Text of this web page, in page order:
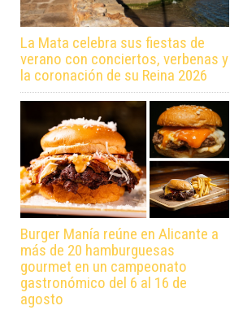
La Mata celebra sus fiestas de
verano con conciertos, verbenas y
la coronación de su Reina 2026
Burger Manía reúne en Alicante a
más de 20 hamburguesas
gourmet en un campeonato
gastronómico del 6 al 16 de
agosto